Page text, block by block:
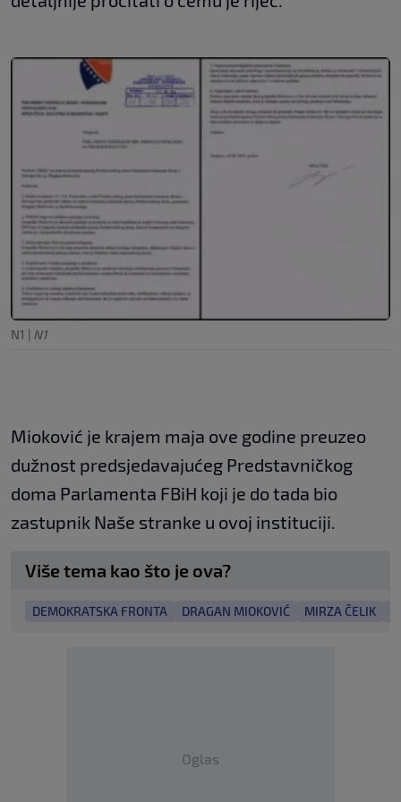
N1 | N1
Mioković je krajem maja ove godine preuzeo
dužnost predsjedavajućeg Predstavničkog
doma Parlamenta FBiH koji je do tada bio
zastupnik Naše stranke u ovoj instituciji.
Više tema kao što je ova?
DEMOKRATSKA FRONTA DRAGAN MIOKOVIĆ MIRZA ČELIK
Oglas